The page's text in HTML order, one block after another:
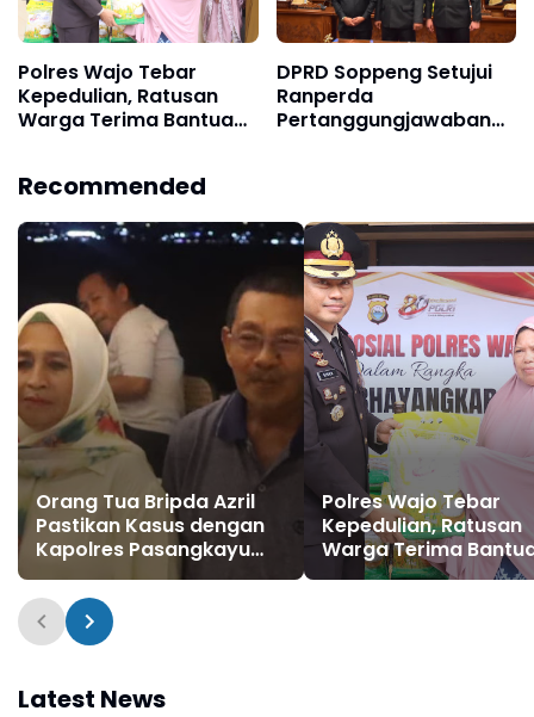
Polres Wajo Tebar
Kepedulian, Ratusan
Warga Terima Bantuan
DPRD Soppeng Setujui
Ranperda
Pertanggungjawaban
Recommended
Orang Tua Bripda Azril
Pastikan Kasus dengan
Kapolres Pasangkayu
Berakhir Damai
Polres Wajo Tebar
Kepedulian, Ratusan
Warga Terima
Sembako Hari
Latest News